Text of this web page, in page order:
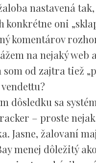
nastavená
konkrétne oni
komentárov
na nejaký
od zajtra tiež
dôsledku sa
– proste
Jasne, žalovaní
menej dôležitý